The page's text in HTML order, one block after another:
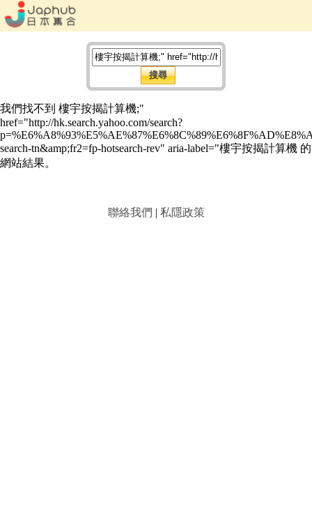
我們找不到 樓宇按揭計算機;"
href="http://hk.search.yahoo.com/search?
search-tn&amp;fr2=fp-hotsearch-rev" aria-label="樓宇按揭計算機 的
網站結果。
聯絡我們 | 私隱政策